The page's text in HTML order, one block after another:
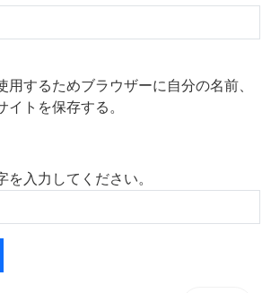
用するためブラウザーに自分の名前、
イトを保存する。
を入力してください。